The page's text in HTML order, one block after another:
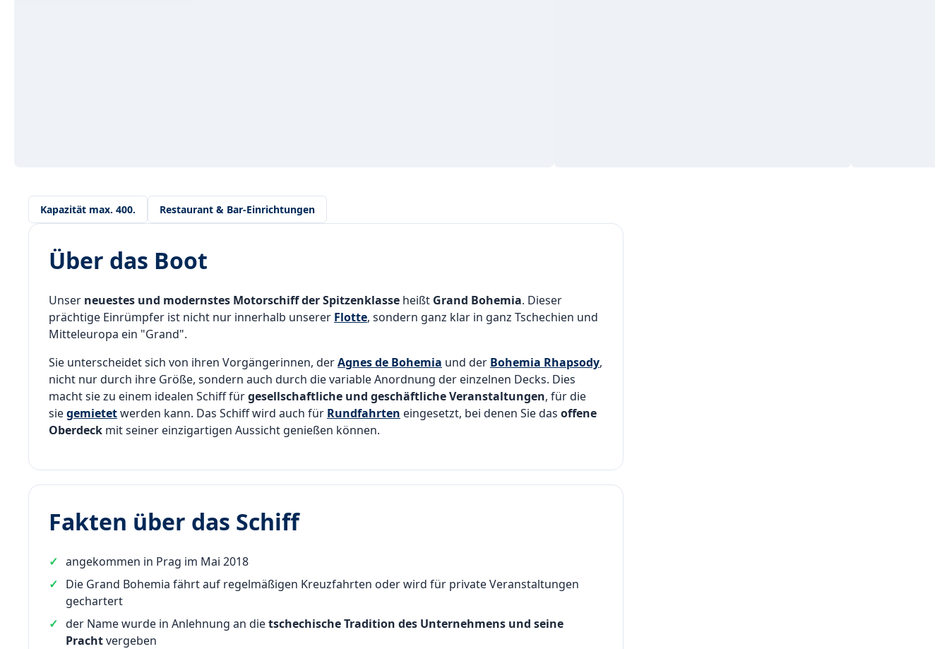
Kapazität max. 400. Restaurant & Bar-Einrichtungen
Über das Boot
Unser neuestes und modernstes Motorschiff der Spitzenklasse heißt Grand Bohemia. Dieser
prächtige Einrümpfer ist nicht nur innerhalb unserer Flotte, sondern ganz klar in ganz Tschechien und
Mitteleuropa ein "Grand".
Sie unterscheidet sich von ihren Vorgängerinnen, derAgnes de Bohemia und der Bohemia Rhapsody,
nicht nur durch ihre Größe, sondern auch durch die variable Anordnung der einzelnen Decks. Dies
macht sie zu einem idealen Schiff fürgesellschaftliche und geschäftliche Veranstaltungen, für die
siegemietetwerden kann. Das Schiff wird auch für Rundfahrten eingesetzt, bei denen Sie das offene
Oberdeck mit seiner einzigartigen Aussicht genießen können.
Fakten über das Schiff
angekommen in Prag im Mai 2018
Die Grand Bohemia fährt auf regelmäßigen Kreuzfahrten oder wird für private Veranstaltungen
gechartert
der Name wurde in Anlehnung an dietschechische Tradition des Unternehmens und seine
Prachtvergeben